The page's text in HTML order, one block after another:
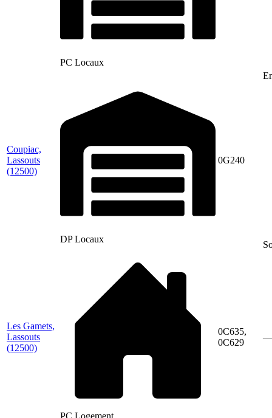
PC Locaux
Coupiac,
Lassouts
(12500)
DP Locaux
0G240
Les Gamets,
Lassouts
(12500)
PC Logement
0C635,
0C629
—